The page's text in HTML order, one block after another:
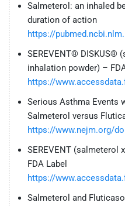
Salmeterol: an inhaled
duration of action
https://
SEREVENT® DISKUS®
inhalation powder) –
https://
Serious Asthma Events
Salmeterol versus
https://www.nejm.org/
SEREVENT (salmeterol
FDA Label
https://
Salmeterol and